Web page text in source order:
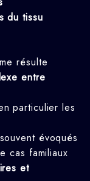
du tissu
résulte
entre
particulier les
évoqués
cas familiaux
et